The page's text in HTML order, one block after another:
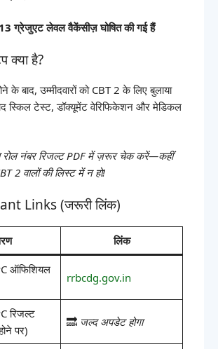
ग्रेजुएट लेवल वैकेंसीज़ घोषित की गई हैं
क्या है?
के बाद, उम्मीदवारों को CBT 2 के लिए बुलाया
स्किल टेस्ट, डॉक्यूमेंट वेरिफिकेशन और मेडिकल
रोल नंबर रिजल्ट PDF में ज़रूर चेक करें—कहीं
2 वालों की लिस्ट में न हो!
Links (जरूरी लिंक)
लिंक
ऑफिशियल
rrbcdg.gov.in
रिजल्ट
पर)
🔜 जल्द अपडेट होगा